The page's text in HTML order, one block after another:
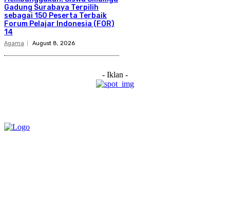
Gadung Surabaya Terpilih
sebagai 150 Peserta Terbaik
Forum Pelajar Indonesia (FOR)
14
Agama August 8, 2026
- Iklan -